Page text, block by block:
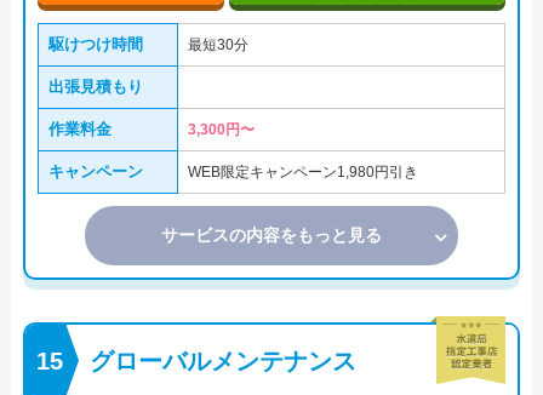
駆けつけ時間 最短30分
出張見積もり
作業料金 3,300円〜
キャンペーン WEB限定キャンペーン1,980円引き
サービスの内容をもっと見る
グローバルメンテナンス